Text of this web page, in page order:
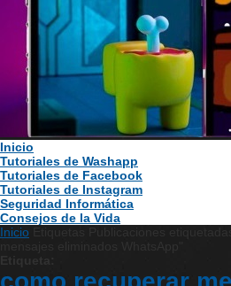
Inicio
Tutoriales de Washapp
Tutoriales de Facebook
Tutoriales de Instagram
Seguridad Informática
Consejos de la Vida
Inicio